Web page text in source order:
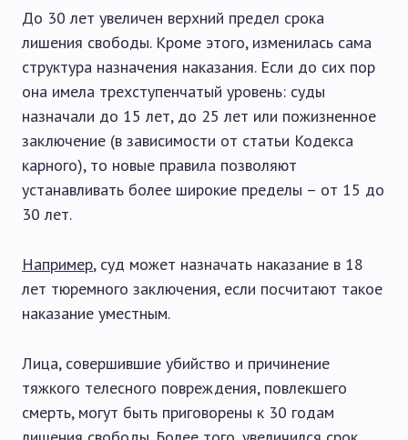
До 30 лет увеличен верхний предел срока
лишения свободы. Кроме этого, изменилась сама
структура назначения наказания. Если до сих пор
она имела трехступенчатый уровень: суды
назначали до 15 лет, до 25 лет или пожизненное
заключение (в зависимости от статьи Кодекса
карного), то новые правила позволяют
устанавливать более широкие пределы – от 15 до
30 лет.
Например, суд может назначать наказание в 18
лет тюремного заключения, если посчитают такое
наказание уместным.
Лица, совершившие убийство и причинение
тяжкого телесного повреждения, повлекшего
смерть, могут быть приговорены к 30 годам